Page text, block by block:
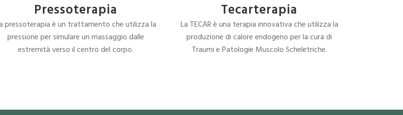
Pressoterapia
pressoterapia è un trattamento che utilizza la
pressione per simulare un massaggio dalle
estremità verso il centro del corpo.
Tecarterapia
La TECAR è una terapia innovativa che utilizza la
produzione di calore endogeno per la cura di
Traumi e Patologie Muscolo Scheletriche.